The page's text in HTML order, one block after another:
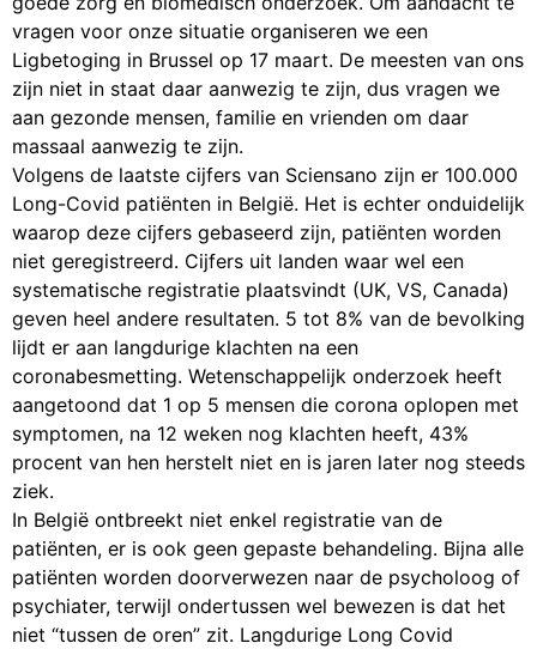
vragen voor onze situatie organiseren we een
Ligbetoging in Brussel op 17 maart. De meesten van ons
zijn niet in staat daar aanwezig te zijn, dus vragen we
aan gezonde mensen, familie en vrienden om daar
massaal aanwezig te zijn.
Volgens de laatste cijfers van Sciensano zijn er 100.000
Long-Covid patiënten in België. Het is echter onduidelijk
waarop deze cijfers gebaseerd zijn, patiënten worden
niet geregistreerd. Cijfers uit landen waar wel een
systematische registratie plaatsvindt (UK, VS, Canada)
geven heel andere resultaten. 5 tot 8% van de bevolking
lijdt er aan langdurige klachten na een
coronabesmetting. Wetenschappelijk onderzoek heeft
aangetoond dat 1 op 5 mensen die corona oplopen met
symptomen, na 12 weken nog klachten heeft, 43%
procent van hen herstelt niet en is jaren later nog steeds
ziek.
In België ontbreekt niet enkel registratie van de
patiënten, er is ook geen gepaste behandeling. Bijna alle
patiënten worden doorverwezen naar de psycholoog of
psychiater, terwijl ondertussen wel bewezen is dat het
niet “tussen de oren” zit. Langdurige Long Covid